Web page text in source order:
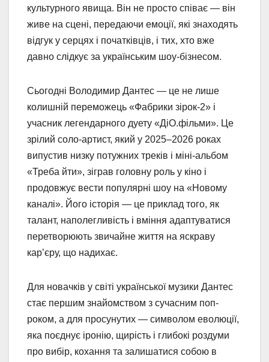
культурного явища. Він не просто співає — він
живе на сцені, передаючи емоції, які знаходять
відгук у серцях і початківців, і тих, хто вже
давно слідкує за українським шоу-бізнесом.
Сьогодні Володимир Дантес — це не лише
колишній переможець «Фабрики зірок-2» і
учасник легендарного дуету «ДіО.фільми». Це
зрілий соло-артист, який у 2025–2026 роках
випустив низку потужних треків і міні-альбом
«Треба йти», зіграв головну роль у кіно і
продовжує вести популярні шоу на «Новому
каналі». Його історія — це приклад того, як
талант, наполегливість і вміння адаптуватися
перетворюють звичайне життя на яскраву
кар’єру, що надихає.
Для новачків у світі української музики Дантес
стає першим знайомством з сучасним поп-
роком, а для просунутих — символом еволюції,
яка поєднує іронію, щирість і глибокі роздуми
про вибір, кохання та залишатися собою в